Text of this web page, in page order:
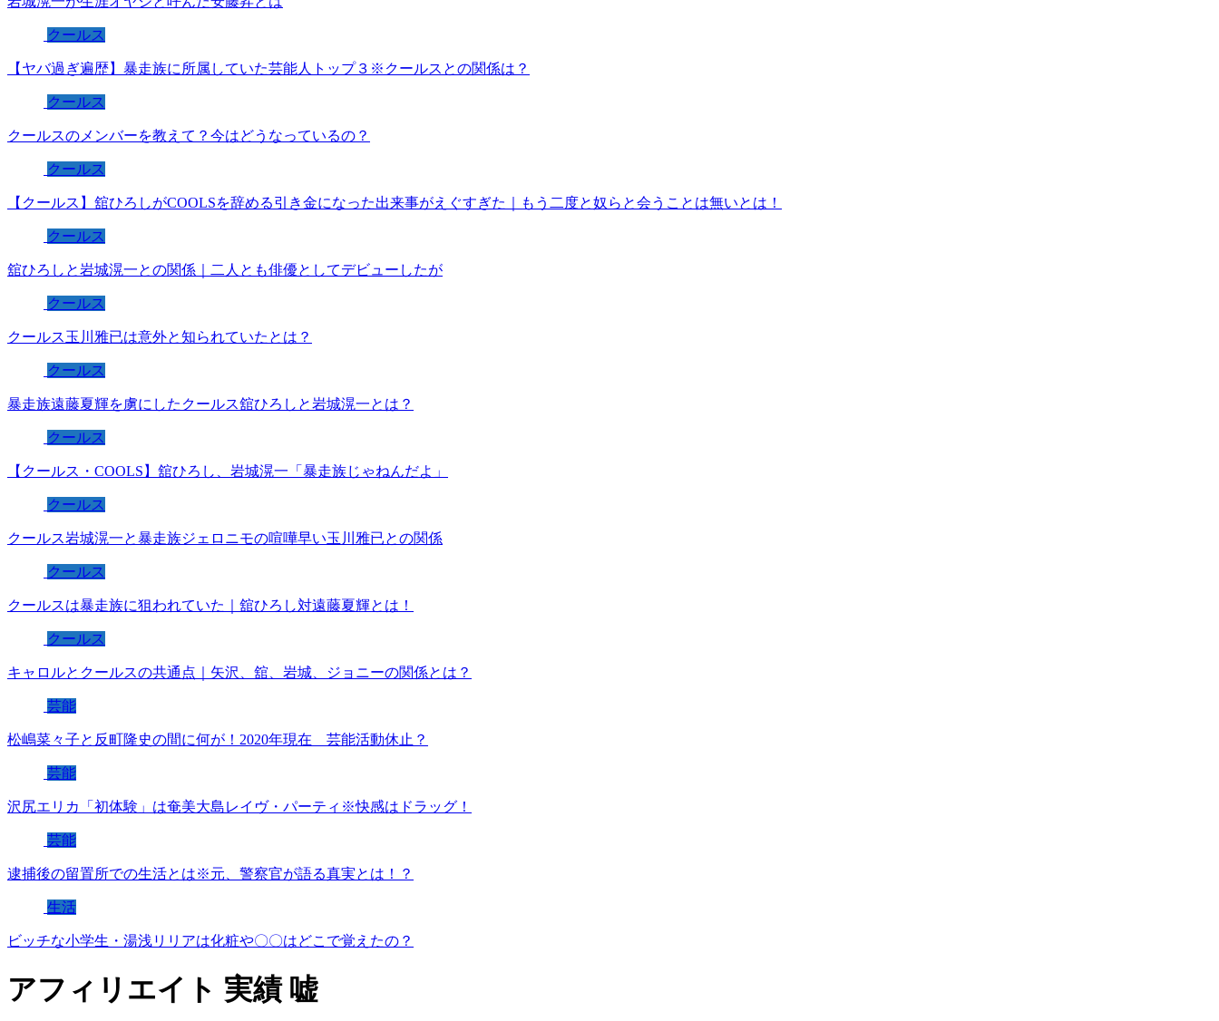
クールス
【ヤバ過ぎ遍歴】暴走族に所属していた芸能人トップ３※クールスとの関係は？
クールス
クールスのメンバーを教えて？今はどうなっているの？
クールス
【クールス】舘ひろしがCOOLSを辞める引き金になった出来事がえぐすぎた｜もう二度と奴らと会うことは無いとは！
クールス
舘ひろしと岩城滉一との関係｜二人とも俳優としてデビューしたが
クールス
クールス玉川雅已は意外と知られていたとは？
クールス
暴走族遠藤夏輝を虜にしたクールス舘ひろしと岩城滉一とは？
クールス
【クールス・COOLS】舘ひろし、岩城滉一「暴走族じゃねんだよ」
クールス
クールス岩城滉一と暴走族ジェロニモの喧嘩早い玉川雅已との関係
クールス
クールスは暴走族に狙われていた｜舘ひろし対遠藤夏輝とは！
クールス
キャロルとクールスの共通点｜矢沢、舘、岩城、ジョニーの関係とは？
芸能
松嶋菜々子と反町隆史の間に何が！2020年現在 芸能活動休止？
芸能
沢尻エリカ「初体験」は奄美大島レイヴ・パーティ※快感はドラッグ！
芸能
逮捕後の留置所での生活とは※元、警察官が語る真実とは！？
生活
ビッチな小学生・湯浅リリアは化粧や〇〇はどこで覚えたの？
アフィリエイト 実績 嘘